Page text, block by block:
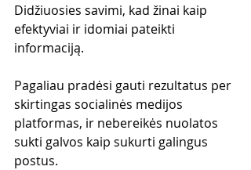
Didžiuosies savimi, kad žinai kaip
efektyviai ir idomiai pateikti
informaciją.
Pagaliau pradėsi gauti rezultatus per
skirtingas socialinės medijos
platformas, ir nebereikės nuolatos
sukti galvos kaip sukurti galingus
postus.